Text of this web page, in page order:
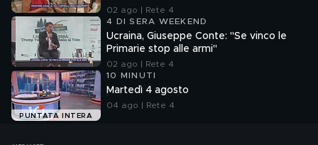
02 ago | Rete 4
4 DI SERA WEEKEND
Ucraina, Giuseppe Conte: "Se vinco le
Primarie stop alle armi"
02 ago | Rete 4
PUNTATA INTERA
10 MINUTI
Martedì 4 agosto
04 ago | Rete 4